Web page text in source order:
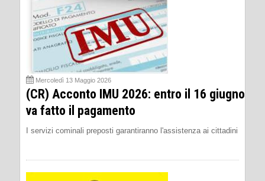
Mercoledì 13 Maggio 2026
(CR) Acconto IMU 2026: entro il 16 giugno
va fatto il pagamento
I servizi cominali preposti garantiranno l'assistenza ai cittadini